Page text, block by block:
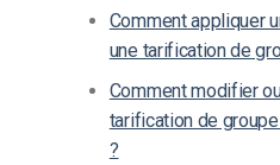
Comment appliquer
une tarification de
Comment modifier
tarification de
?